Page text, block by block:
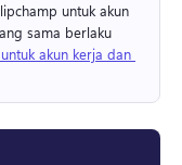
untuk akun
sama berlaku
akun kerja dan